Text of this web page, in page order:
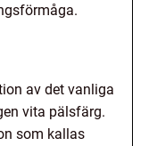
av det vanliga
vita pälsfärg.
som kallas